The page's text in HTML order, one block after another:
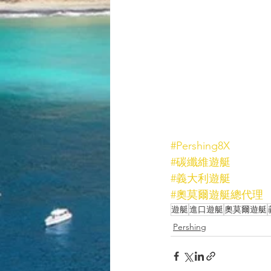
#Pershing8X
#碳纖維遊艇
#義大利遊艇
#奧莫爾遊艇總代理
遊艇進口遊艇奧莫爾遊艇
Pershing